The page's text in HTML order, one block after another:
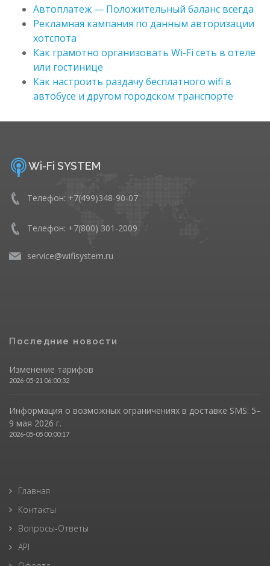
Автоплатеж — Положительный баланс всегда
Рекламная кампания по данным авторизации
хотспота
Как грамотно организовать Wi-Fi сеть в отеле
или гостинице
Как настроить раздачу бесплатного wifi в
автобусе и другом городском транспорте
Wi-Fi SYSTEM
Телефон: +7(499)348-90-07
Телефон: +7(800) 301-2009
service@wifisystem.ru
Последние новости
Изменение тарифов
2026-05-21 06:00:32
Информация о возможных ограничениях в доставке SMS: 5–
9 мая 2026 г.
2026-05-05 00:00:17
Главная
Контакты
Вопросы-Ответы
API